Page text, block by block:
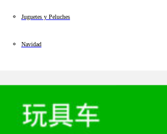
Juguetes y Peluches
Navidad